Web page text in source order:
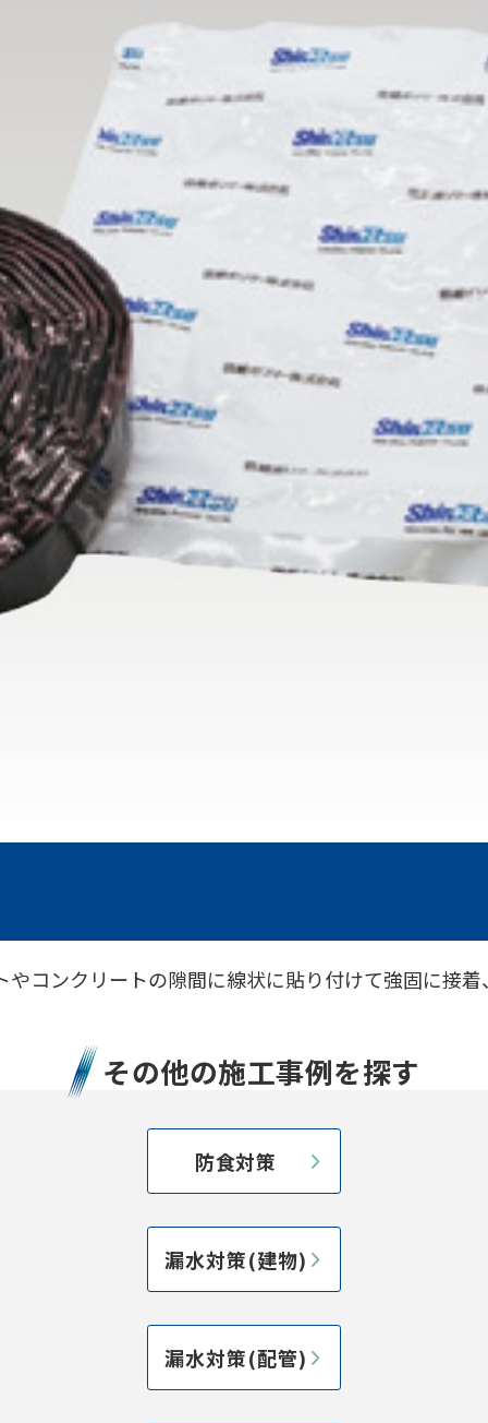
コンクリートの隙間に線状に貼り付けて強固に接
その他の施工事例を探す
防食対策
漏水対策(建物)
漏水対策(配管)